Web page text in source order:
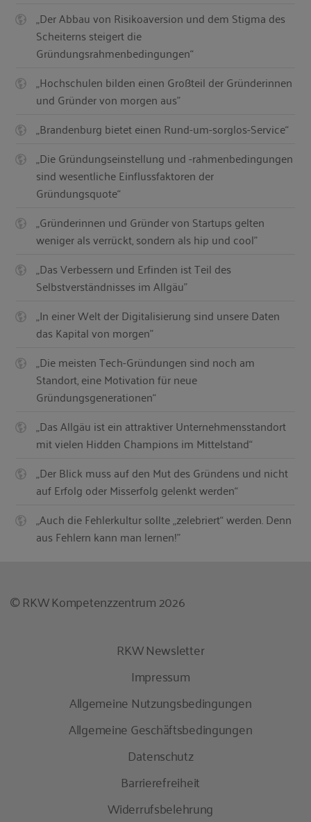
„Der Abbau von Risikoaversion und dem Stigma des
Scheiterns steigert die
Gründungsrahmenbedingungen“
„Hochschulen bilden einen Großteil der Gründerinnen
und Gründer von morgen aus"
„Brandenburg bietet einen Rund-um-sorglos-Service“
„Die Gründungseinstellung und -rahmenbedingungen
sind wesentliche Einflussfaktoren der
Gründungsquote“
„Gründerinnen und Gründer von Startups gelten
weniger als verrückt, sondern als hip und cool"
„Das Verbessern und Erfinden ist Teil des
Selbstverständnisses im Allgäu"
„In einer Welt der Digitalisierung sind unsere Daten
das Kapital von morgen"
„Die meisten Tech-Gründungen sind noch am
Standort, eine Motivation für neue
Gründungsgenerationen“
„Das Allgäu ist ein attraktiver Unternehmensstandort
mit vielen Hidden Champions im Mittelstand“
„Der Blick muss auf den Mut des Gründens und nicht
auf Erfolg oder Misserfolg gelenkt werden“
„Auch die Fehlerkultur sollte „zelebriert“ werden. Denn
aus Fehlern kann man lernen!"
© RKW Kompetenzzentrum 2026
RKW Newsletter
Impressum
Allgemeine Nutzungsbedingungen
Allgemeine Geschäftsbedingungen
Datenschutz
Barrierefreiheit
Widerrufsbelehrung